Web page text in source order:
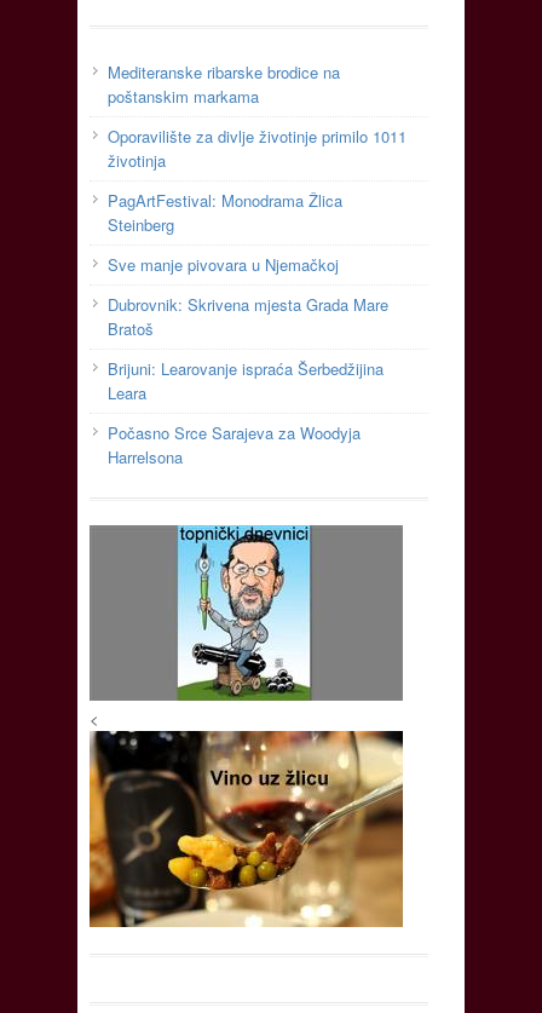
Mediteranske ribarske brodice na
poštanskim markama
Oporavilište za divlje životinje primilo 1011
životinja
PagArtFestival: Monodrama Žlica
Steinberg
Sve manje pivovara u Njemačkoj
Dubrovnik: Skrivena mjesta Grada Mare
Bratoš
Brijuni: Learovanje ispraća Šerbedžijina
Leara
Počasno Srce Sarajeva za Woodyja
Harrelsona
<